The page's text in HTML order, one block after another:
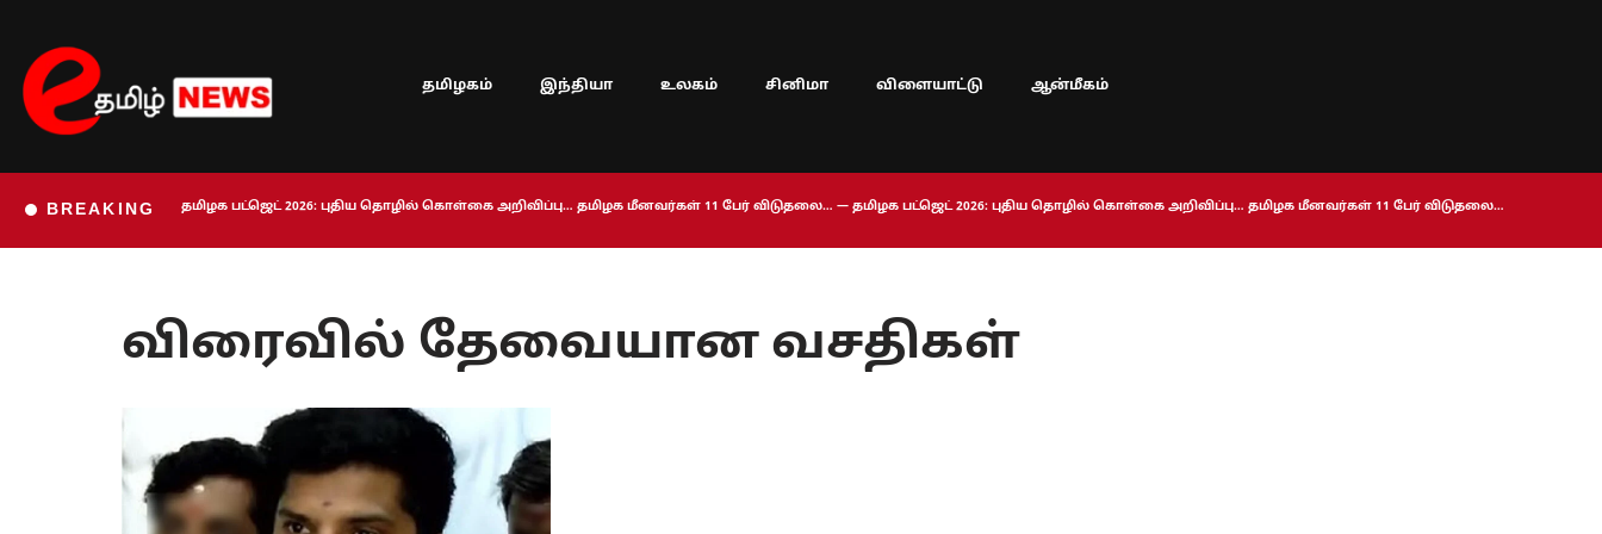
Skip
to
content
தமிழகம் இந்தியா உலகம் சினிமா விளையாட்டு ஆன்மீகம்
BREAKING தமிழக பட்ஜெட் 2026: புதிய தொழில் கொள்கை அறிவிப்பு… தமிழக மீனவர்கள் 11 பேர் விடுதலை… — தமிழக பட்ஜெட் 2026: புதிய தொழில் கொள்கை அறிவிப்பு… தமிழக மீனவர்கள் 11 பேர் விடுதலை…
விரைவில் தேவையான வசதிகள்